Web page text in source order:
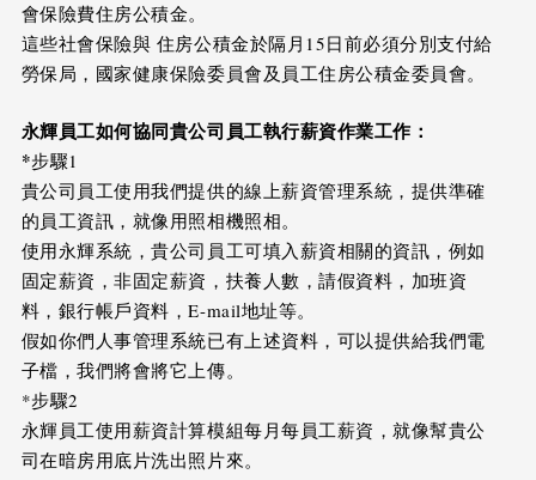
會保險費住房公積金。
這些社會保險與 住房公積金於隔月15日前必須分別支付給
勞保局，國家健康保險委員會及員工住房公積金委員會。
永輝員工如何協同貴公司員工執行薪資作業工作：
*步驟1
貴公司員工使用我們提供的線上薪資管理系統，提供準確
的員工資訊，就像用照相機照相。
使用永輝系統，貴公司員工可填入薪資相關的資訊，例如
固定薪資，非固定薪資，扶養人數，請假資料，加班資
料，銀行帳戶資料，E-mail地址等。
假如你們人事管理系統已有上述資料，可以提供給我們電
子檔，我們將會將它上傳。
*步驟2
永輝員工使用薪資計算模組每月每員工薪資，就像幫貴公
司在暗房用底片洗出照片來。